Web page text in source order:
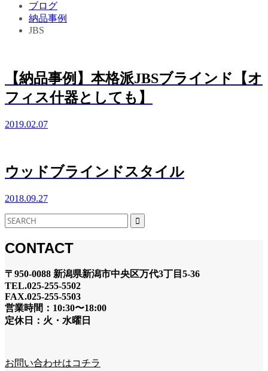
ブログ
納品事例
JBS
【納品事例】本格派JBSブラインド【オ
フィス什器としても】
2019.02.07
ウッドブラインドスタイル
2018.09.27
CONTACT
〒950-0088 新潟県新潟市中央区万代3丁目5-36
TEL.025-255-5502
FAX.025-255-5503
営業時間：10:30〜18:00
定休日：火・水曜日
お問い合わせはコチラ